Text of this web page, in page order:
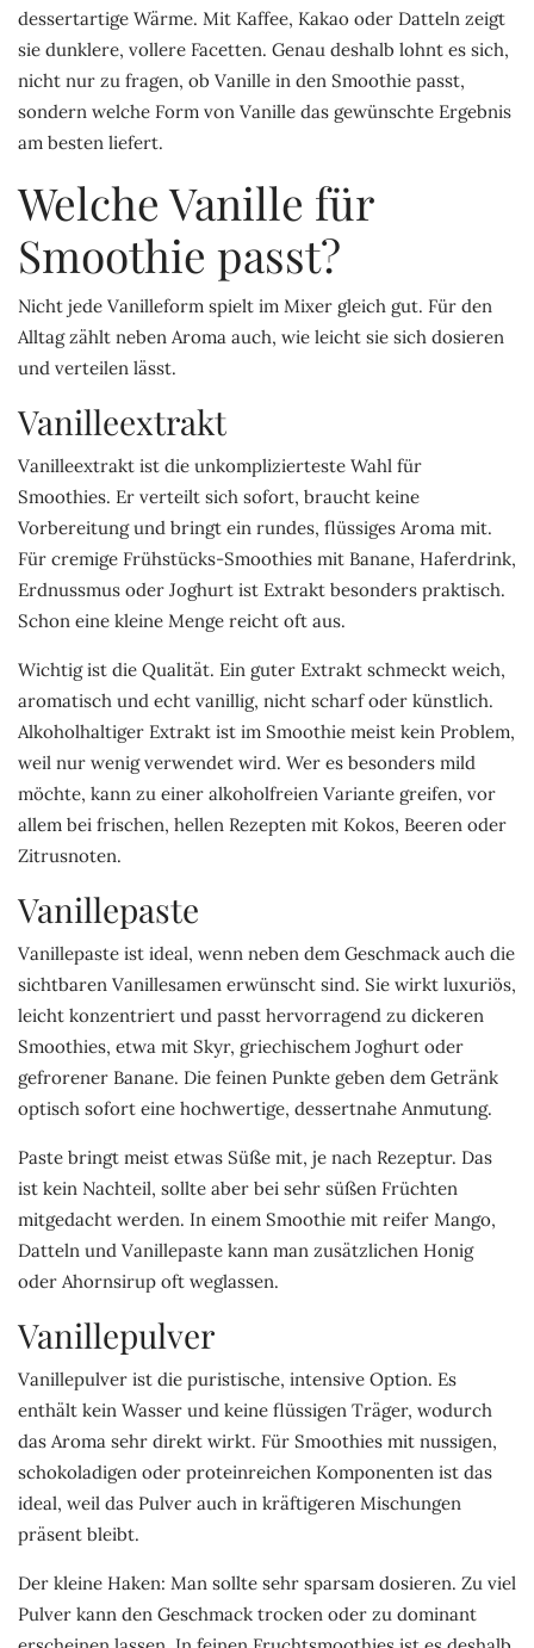
dessertartige Wärme. Mit Kaffee, Kakao oder Datteln zeigt
sie dunklere, vollere Facetten. Genau deshalb lohnt es sich,
nicht nur zu fragen, ob Vanille in den Smoothie passt,
sondern welche Form von Vanille das gewünschte Ergebnis
am besten liefert.
Welche Vanille für
Smoothie passt?
Nicht jede Vanilleform spielt im Mixer gleich gut. Für den
Alltag zählt neben Aroma auch, wie leicht sie sich dosieren
und verteilen lässt.
Vanilleextrakt
Vanilleextrakt ist die unkomplizierteste Wahl für
Smoothies. Er verteilt sich sofort, braucht keine
Vorbereitung und bringt ein rundes, flüssiges Aroma mit.
Für cremige Frühstücks-Smoothies mit Banane, Haferdrink,
Erdnussmus oder Joghurt ist Extrakt besonders praktisch.
Schon eine kleine Menge reicht oft aus.
Wichtig ist die Qualität. Ein guter Extrakt schmeckt weich,
aromatisch und echt vanillig, nicht scharf oder künstlich.
Alkoholhaltiger Extrakt ist im Smoothie meist kein Problem,
weil nur wenig verwendet wird. Wer es besonders mild
möchte, kann zu einer alkoholfreien Variante greifen, vor
allem bei frischen, hellen Rezepten mit Kokos, Beeren oder
Zitrusnoten.
Vanillepaste
Vanillepaste ist ideal, wenn neben dem Geschmack auch die
sichtbaren Vanillesamen erwünscht sind. Sie wirkt luxuriös,
leicht konzentriert und passt hervorragend zu dickeren
Smoothies, etwa mit Skyr, griechischem Joghurt oder
gefrorener Banane. Die feinen Punkte geben dem Getränk
optisch sofort eine hochwertige, dessertnahe Anmutung.
Paste bringt meist etwas Süße mit, je nach Rezeptur. Das
ist kein Nachteil, sollte aber bei sehr süßen Früchten
mitgedacht werden. In einem Smoothie mit reifer Mango,
Datteln und Vanillepaste kann man zusätzlichen Honig
oder Ahornsirup oft weglassen.
Vanillepulver
Vanillepulver ist die puristische, intensive Option. Es
enthält kein Wasser und keine flüssigen Träger, wodurch
das Aroma sehr direkt wirkt. Für Smoothies mit nussigen,
schokoladigen oder proteinreichen Komponenten ist das
ideal, weil das Pulver auch in kräftigeren Mischungen
präsent bleibt.
Der kleine Haken: Man sollte sehr sparsam dosieren. Zu viel
Pulver kann den Geschmack trocken oder zu dominant